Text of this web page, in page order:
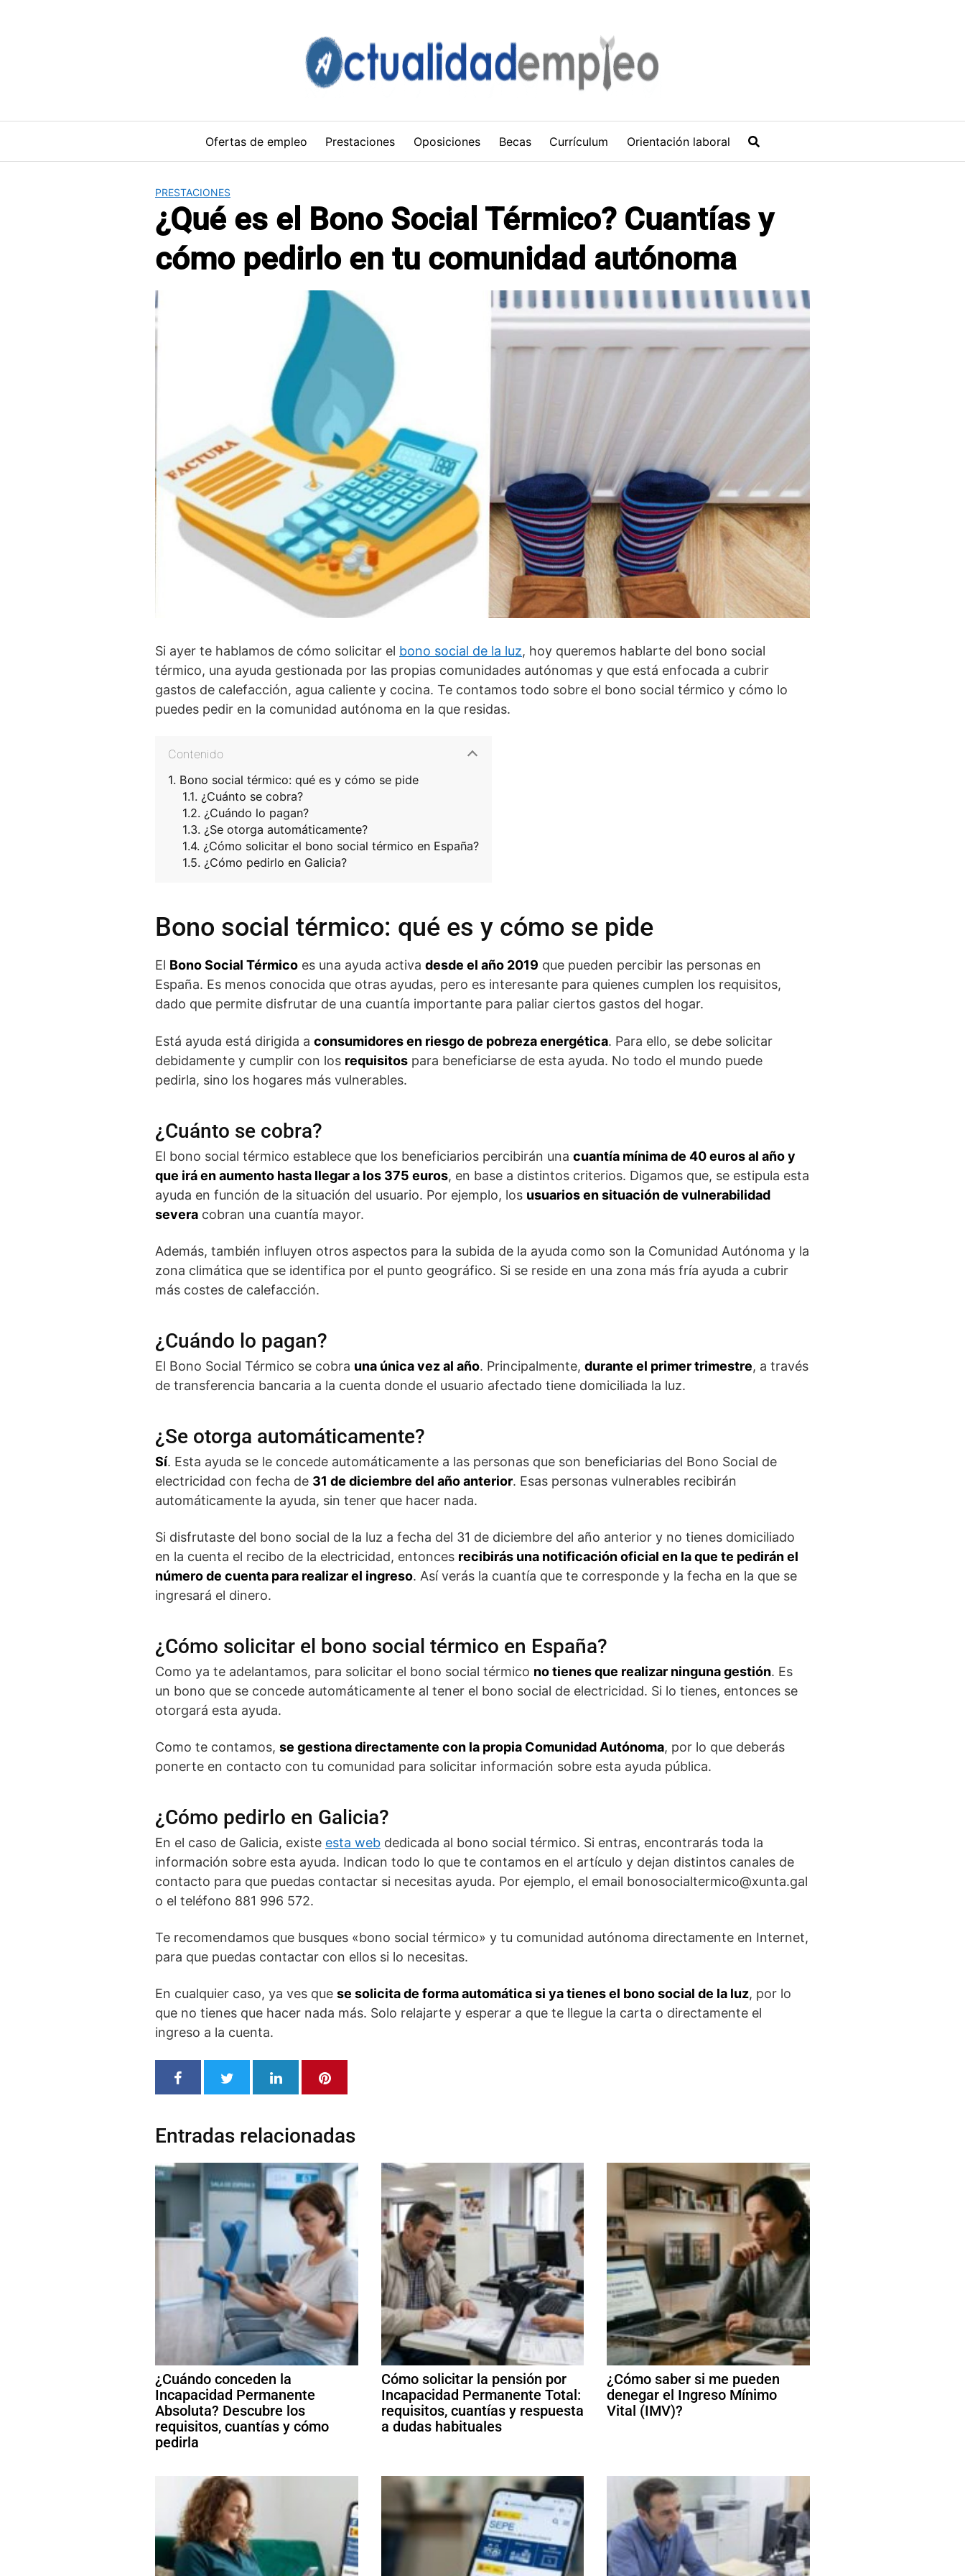
Ofertas de empleo Prestaciones Oposiciones Becas Currículum Orientación laboral
PRESTACIONES
¿Qué es el Bono Social Térmico? Cuantías y
cómo pedirlo en tu comunidad autónoma
Si ayer te hablamos de cómo solicitar el bono social de la luz, hoy queremos hablarte del bono social
térmico, una ayuda gestionada por las propias comunidades autónomas y que está enfocada a cubrir
gastos de calefacción, agua caliente y cocina. Te contamos todo sobre el bono social térmico y cómo lo
puedes pedir en la comunidad autónoma en la que residas.
Contenido
Bono social térmico: qué es y cómo se pide
¿Cuánto se cobra?
¿Cuándo lo pagan?
¿Se otorga automáticamente?
¿Cómo solicitar el bono social térmico en España?
¿Cómo pedirlo en Galicia?
Bono social térmico: qué es y cómo se pide
El Bono Social Térmico es una ayuda activa desde el año 2019 que pueden percibir las personas en
España. Es menos conocida que otras ayudas, pero es interesante para quienes cumplen los requisitos,
dado que permite disfrutar de una cuantía importante para paliar ciertos gastos del hogar.
Está ayuda está dirigida a consumidores en riesgo de pobreza energética. Para ello, se debe solicitar
debidamente y cumplir con los requisitos para beneficiarse de esta ayuda. No todo el mundo puede
pedirla, sino los hogares más vulnerables.
¿Cuánto se cobra?
El bono social térmico establece que los beneficiarios percibirán una cuantía mínima de 40 euros al año y
que irá en aumento hasta llegar a los 375 euros, en base a distintos criterios. Digamos que, se estipula esta
ayuda en función de la situación del usuario. Por ejemplo, los usuarios en situación de vulnerabilidad
severa cobran una cuantía mayor.
Además, también influyen otros aspectos para la subida de la ayuda como son la Comunidad Autónoma y la
zona climática que se identifica por el punto geográfico. Si se reside en una zona más fría ayuda a cubrir
más costes de calefacción.
¿Cuándo lo pagan?
El Bono Social Térmico se cobra una única vez al año. Principalmente, durante el primer trimestre, a través
de transferencia bancaria a la cuenta donde el usuario afectado tiene domiciliada la luz.
¿Se otorga automáticamente?
Sí. Esta ayuda se le concede automáticamente a las personas que son beneficiarias del Bono Social de
electricidad con fecha de 31 de diciembre del año anterior. Esas personas vulnerables recibirán
automáticamente la ayuda, sin tener que hacer nada.
Si disfrutaste del bono social de la luz a fecha del 31 de diciembre del año anterior y no tienes domiciliado
en la cuenta el recibo de la electricidad, entonces recibirás una notificación oficial en la que te pedirán el
número de cuenta para realizar el ingreso. Así verás la cuantía que te corresponde y la fecha en la que se
ingresará el dinero.
¿Cómo solicitar el bono social térmico en España?
Como ya te adelantamos, para solicitar el bono social térmico no tienes que realizar ninguna gestión. Es
un bono que se concede automáticamente al tener el bono social de electricidad. Si lo tienes, entonces se
otorgará esta ayuda.
Como te contamos, se gestiona directamente con la propia Comunidad Autónoma, por lo que deberás
ponerte en contacto con tu comunidad para solicitar información sobre esta ayuda pública.
¿Cómo pedirlo en Galicia?
En el caso de Galicia, existe esta web dedicada al bono social térmico. Si entras, encontrarás toda la
información sobre esta ayuda. Indican todo lo que te contamos en el artículo y dejan distintos canales de
contacto para que puedas contactar si necesitas ayuda. Por ejemplo, el email bonosocialtermico@xunta.gal
o el teléfono 881 996 572.
Te recomendamos que busques «bono social térmico» y tu comunidad autónoma directamente en Internet,
para que puedas contactar con ellos si lo necesitas.
En cualquier caso, ya ves que se solicita de forma automática si ya tienes el bono social de la luz, por lo
que no tienes que hacer nada más. Solo relajarte y esperar a que te llegue la carta o directamente el
ingreso a la cuenta.
Entradas relacionadas
¿Cuándo conceden la
Incapacidad Permanente
Absoluta? Descubre los
requisitos, cuantías y cómo
pedirla
Cómo solicitar la pensión por
Incapacidad Permanente Total:
requisitos, cuantías y respuesta
a dudas habituales
¿Cómo saber si me pueden
denegar el Ingreso Mínimo
Vital (IMV)?